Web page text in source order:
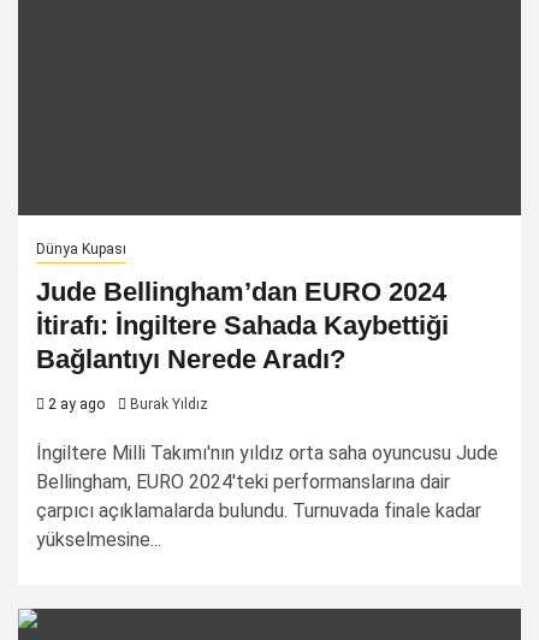
Dünya Kupası
Jude Bellingham’dan EURO 2024
İtirafı: İngiltere Sahada Kaybettiği
Bağlantıyı Nerede Aradı?
2 ay ago Burak Yıldız
İngiltere Milli Takımı'nın yıldız orta saha oyuncusu Jude
Bellingham, EURO 2024'teki performanslarına dair
çarpıcı açıklamalarda bulundu. Turnuvada finale kadar
yükselmesine...